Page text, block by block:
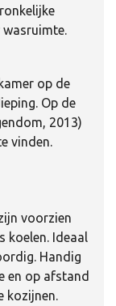
op de
Op de
2013)
vinden.
voorzien
koelen. Ideaal
Handig
en op afstand
kozijnen.